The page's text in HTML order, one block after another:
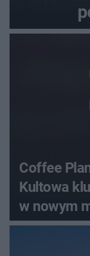
Coffee
Kultowa
w nowym